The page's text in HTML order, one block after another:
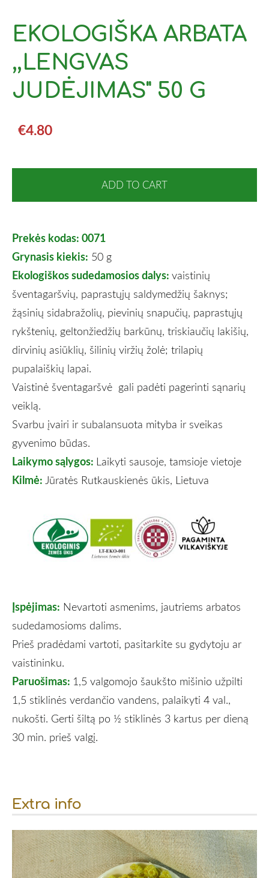
Extra info
EKOLOGIŠKA ARBATA
,,LENGVAS
JUDĖJIMAS" 50 G
€4.80
ADD TO CART
Prekės kodas: 0071
Grynasis kiekis: 50 g
Ekologiškos sudedamosios dalys: vaistinių
šventagaršvių, paprastųjų saldymedžių šaknys;
žąsinių sidabražolių, pievinių snapučių, paprastųjų
rykštenių, geltonžiedžių barkūnų, triskiaučių lakišių,
dirvinių asiūklių, šilinių viržių žolė; trilapių
pupalaiškių lapai.
Vaistinė šventagaršvė gali padėti pagerinti sąnarių
veiklą.
Svarbu įvairi ir subalansuota mityba ir sveikas
gyvenimo būdas.
Laikymo sąlygos: Laikyti sausoje, tamsioje vietoje
Kilmė: Jūratės Rutkauskienės ūkis, Lietuva
Įspėjimas: Nevartoti asmenims, jautriems arbatos
sudedamosioms dalims.
Prieš pradėdami vartoti, pasitarkite su gydytoju ar
vaistininku.
Paruošimas: 1,5 valgomojo šaukšto mišinio užpilti
1,5 stiklinės verdančio vandens, palaikyti 4 val.,
nukošti. Gerti šiltą po ½ stiklinės 3 kartus per dieną
30 min. prieš valgį.